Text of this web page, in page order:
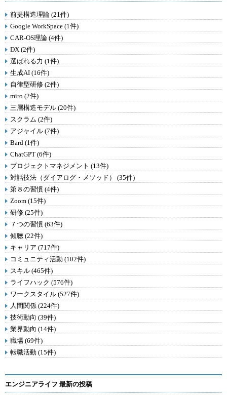
前提構造理論 (21件)
Google WorkSpace (1件)
CAR-OS理論 (4件)
DX (2件)
選ばれる力 (1件)
生成AI (16件)
自律型研修 (2件)
miro (2件)
三層構造モデル (20件)
スクラム (2件)
アジャイル (7件)
Bard (1件)
ChatGPT (6件)
プロジェクトマネジメント (13件)
対話技法（ダイアログ・メソッド） (35件)
第８の習慣 (4件)
Zoom (15件)
研修 (25件)
７つの習慣 (63件)
傾聴 (22件)
キャリア (717件)
コミュニティ活動 (102件)
スキル (465件)
ライフハック (576件)
ワークスタイル (527件)
人間関係 (224件)
技術動向 (39件)
業界動向 (14件)
職場 (69件)
転職活動 (15件)
エンジニアライフ 最新の投稿